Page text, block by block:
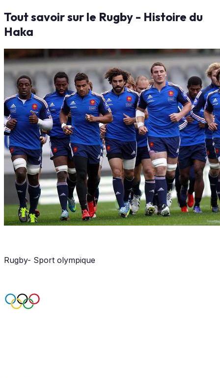
Tout savoir sur le Rugby - Histoire du
Haka
Rugby- Sport olympique